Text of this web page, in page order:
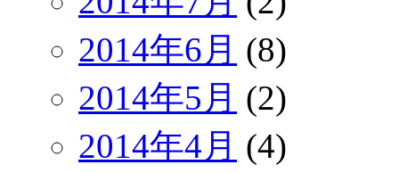
2014年6月 (8)
2014年5月 (2)
2014年4月 (4)